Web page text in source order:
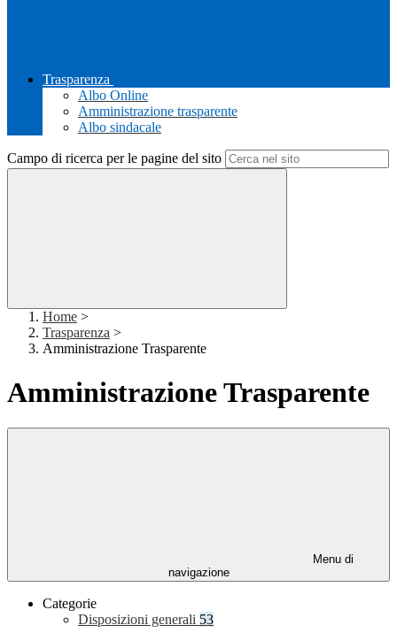
Trasparenza
Albo Online
Amministrazione trasparente
Albo sindacale
Campo di ricerca per le pagine del sito
Home >
Trasparenza >
Amministrazione Trasparente
Amministrazione Trasparente
Menu di
navigazione
Categorie
Disposizioni generali 53